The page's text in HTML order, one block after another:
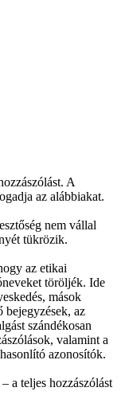
A
az alábbiakat.
nem vállal
tükrözik.
az etikai
töröljék. Ide
mások
bejegyzések, az
szándékosan
valamint a
azonosítók.
a teljes hozzászólást